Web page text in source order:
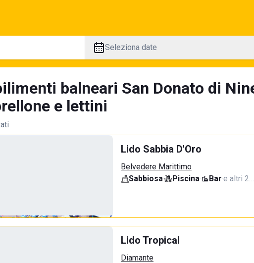
Seleziona date
balneari San Donato di
e lettini
Lido Sabbia D'Oro
Belvedere Marittimo
Sabbiosa· Piscina· Bar·e altri 2…
Lido Tropical
Diamante